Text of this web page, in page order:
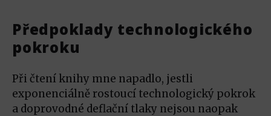
Předpoklady technologického
pokroku
Při čtení knihy mne napadlo, jestli
exponenciálně rostoucí technologický pokrok
a doprovodné deflační tlaky nejsou naopak